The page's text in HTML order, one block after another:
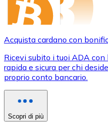
Acquista cardano con
Ricevi subito i tuoi ADA con
rapida e sicura per chi
proprio conto bancario.
Scopri di più